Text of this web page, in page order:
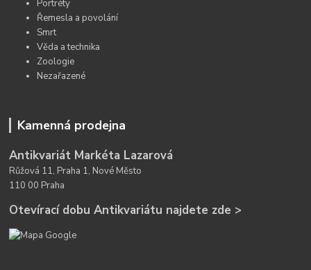
Portréty
Řemesla a povolání
Smrt
Věda a technika
Zoologie
Nezařazené
Kamenná prodejna
Antikvariát Markéta Lazarová
Růžová 11, Praha 1, Nové Město
110 00 Praha
Otevírací dobu Antikvariátu najdete zde >